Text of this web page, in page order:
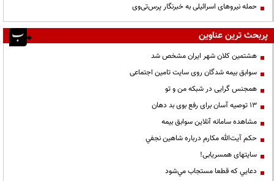
حمله نیروهای اسرائیلی به خبرنگار پرس‌تی‌وی
پربحث ترین عناوین
هشتمین کلان شهر ایران مشخص شد
سوابق بیمه شدگان روی سایت تامین اجتماعی
همجنس گرایی در شبکه من و تو
13 توصیه آسان برای رفع بوی بد دهان
مشاهده سامانه آنلاين سوابق بیمه
حكم آيت‌الله مكارم درباره شاهين نجفي
سایتهای همسریابی!
دعايي كه قطعا مستجاب مي‌شود